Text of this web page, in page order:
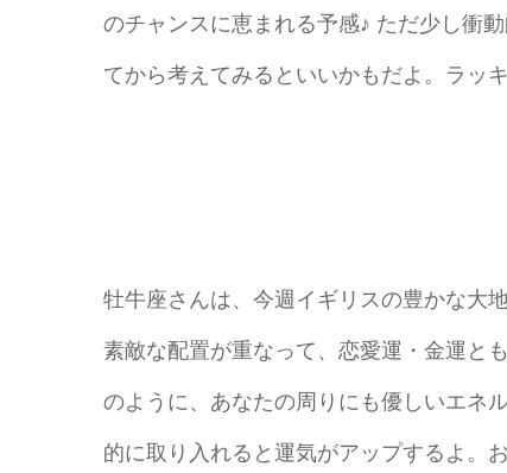
のチャンスに恵まれる予感♪ ただ少し衝
てから考えてみるといいかもだよ。ラッ
牡牛座さんは、今週イギリスの豊かな大
素敵な配置が重なって、恋愛運・金運と
のように、あなたの周りにも優しいエネ
的に取り入れると運気がアップするよ。